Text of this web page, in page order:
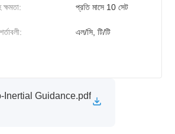
ক্ষমতা: প্রতি মাসে 10 সেট
এল/সি, টি/টি
Inertial Guidance.pdf